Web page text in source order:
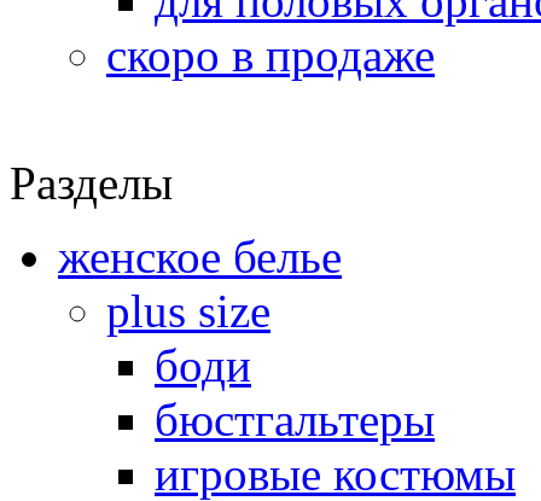
скоро в продаже
Разделы
женское белье
plus size
боди
бюстгальтеры
игровые костюмы